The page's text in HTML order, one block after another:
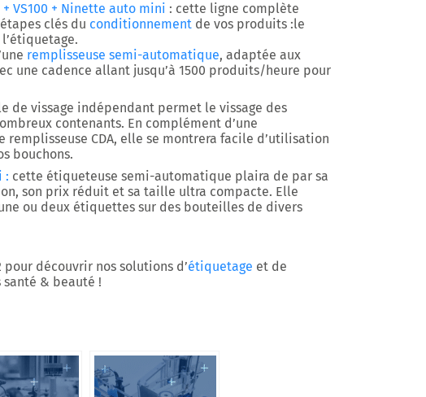
VS100 + Ninette auto mini : cette ligne complète
clés du conditionnement de vos produits :le
remplisseuse semi-automatique, adaptée aux
une cadence allant jusqu’à 1500 produits/heure pour
de vissage indépendant permet le vissage des
contenants. En complément d’une
remplisseuse CDA, elle se montrera facile d’utilisation
bouchons.
: cette étiqueteuse semi-automatique plaira de par sa
son prix réduit et sa taille ultra compacte. Elle
ou deux étiquettes sur des bouteilles de divers
pour découvrir nos solutions d’étiquetage et de
& beauté !